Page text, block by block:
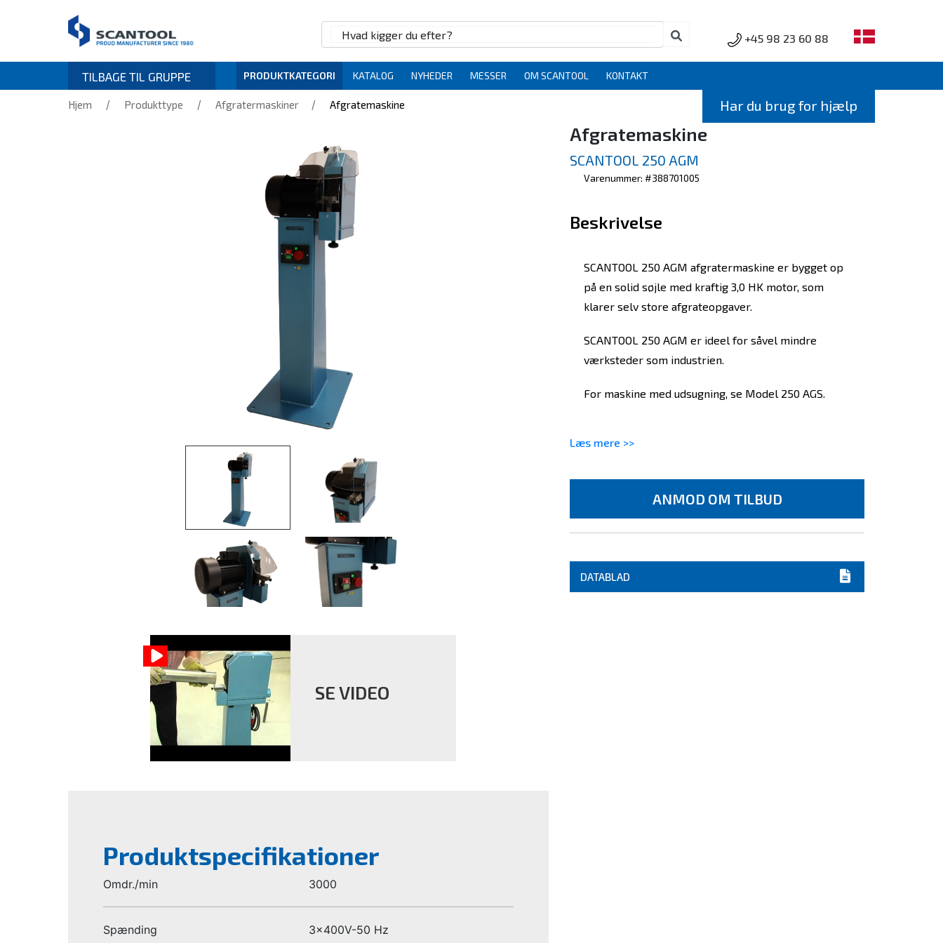
+45 98 23 60 88
TILBAGE TIL GRUPPE PRODUKTKATEGORI KATALOG NYHEDER MESSER OM SCANTOOL KONTAKT
Hjem / Produkttype / Afgratermaskiner / Afgratemaskine Har du brug for hjælp
SE VIDEO
Afgratemaskine
SCANTOOL 250 AGM
Varenummer: #388701005
Beskrivelse
SCANTOOL 250 AGM afgratermaskine er bygget op
på en solid søjle med kraftig 3,0 HK motor, som
klarer selv store afgrateopgaver.
SCANTOOL 250 AGM er ideel for såvel mindre
værksteder som industrien.
For maskine med udsugning, se Model 250 AGS.
Læs mere >>
ANMOD OM TILBUD
DATABLAD
Produktspecifikationer
Omdr./min 3000
Spænding 3x400V-50 Hz